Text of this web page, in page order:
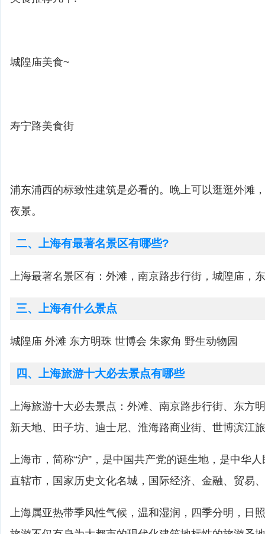
城隍庙美食~
寿宁路美食街
浦东浦西的标致性建筑是必看的。晚上可以逛逛外滩
夜景。
二、上海有最著名景区有哪些?
上海最著名景区有：外滩，南京路步行街，城隍庙，
三、上海有什么景点
城隍庙 外滩 东方明珠 世博会 朱家角 野生动物园
四、上海旅游十大必去景点有哪些
上海旅游十大必去景点：外滩、南京路步行街、东方
新天地、田子坊、迪士尼、淮海路商业街、世博滨江
上海市，简称“沪”，是中国共产党的诞生地，是中华
直辖市，国家历史文化名城，国际经济、金融、贸易
上海属亚热带季风性气候，温和湿润，四季分明，日